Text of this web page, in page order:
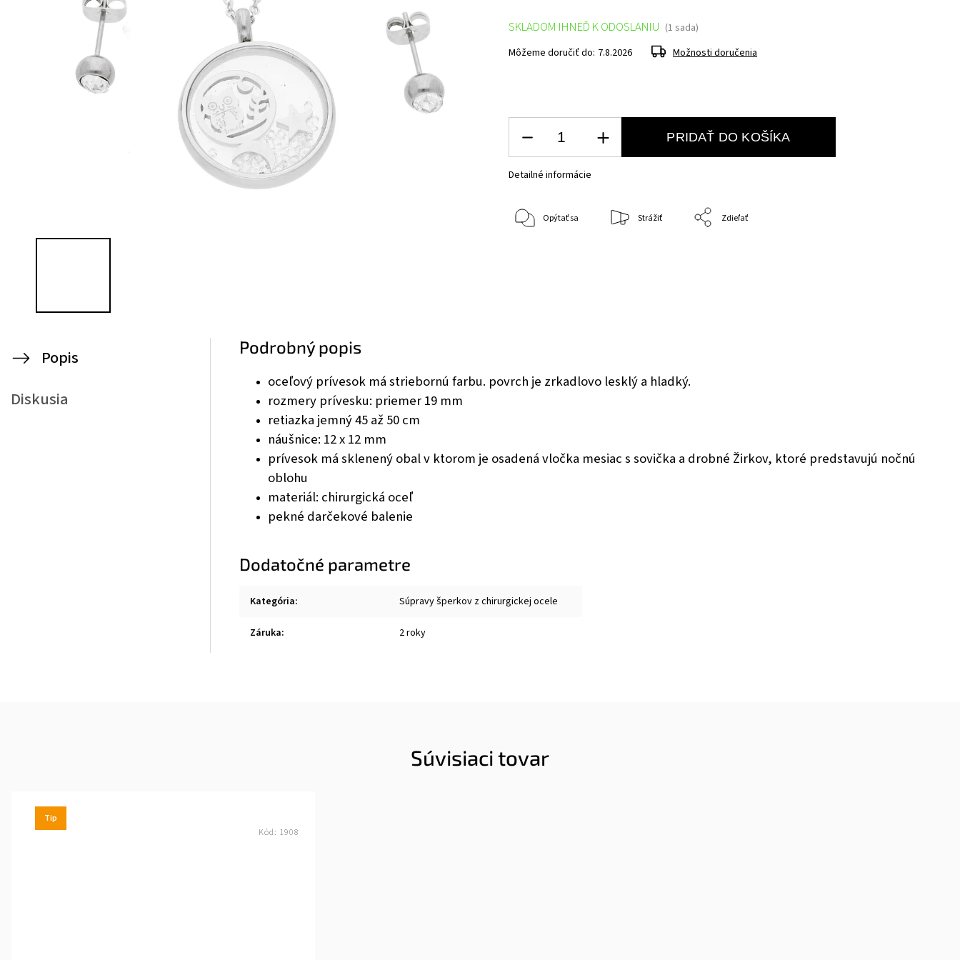
SKLADOM IHNEĎ K ODOSLANIU (1 sada)
Môžeme doručiť do: 7.8.2026 Možnosti doručenia
PRIDAŤ DO KOŠÍKA
Detailné informácie
Opýtať sa Strážiť Zdieľať
Popis
Diskusia
Podrobný popis
oceľový prívesok má striebornú farbu. povrch je zrkadlovo lesklý a hladký.
rozmery prívesku: priemer 19 mm
retiazka jemný 45 až 50 cm
náušnice: 12 x 12 mm
prívesok má sklenený obal v ktorom je osadená vločka mesiac s sovička a drobné Žirkov, ktoré predstavujú nočnú
oblohu
materiál: chirurgická oceľ
pekné darčekové balenie
Dodatočné parametre
Kategória: Súpravy šperkov z chirurgickej ocele
Záruka: 2 roky
Súvisiaci tovar
Tip
Kód: 1908